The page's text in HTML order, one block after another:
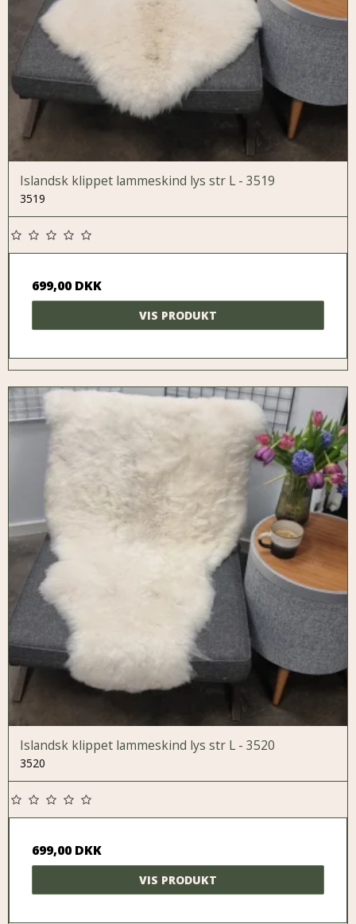
Islandsk klippet lammeskind lys str L - 3519
3519
699,00 DKK
VIS PRODUKT
Islandsk klippet lammeskind lys str L - 3520
3520
699,00 DKK
VIS PRODUKT